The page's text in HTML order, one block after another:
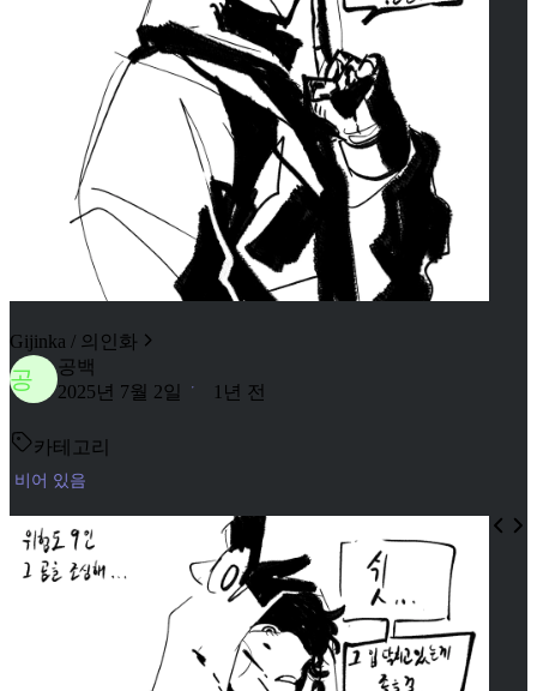
Gijinka / 의인화
공
공백
2025년 7월 2일
1년 전
카테고리
비어 있음